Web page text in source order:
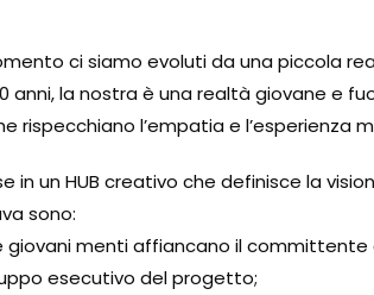
ci siamo evoluti da una piccola
anni, la nostra è una realtà giovane e
l’empatia e l’esperienza
in un HUB creativo che definisce la
sono:
menti affiancano il committente
esecutivo del progetto;